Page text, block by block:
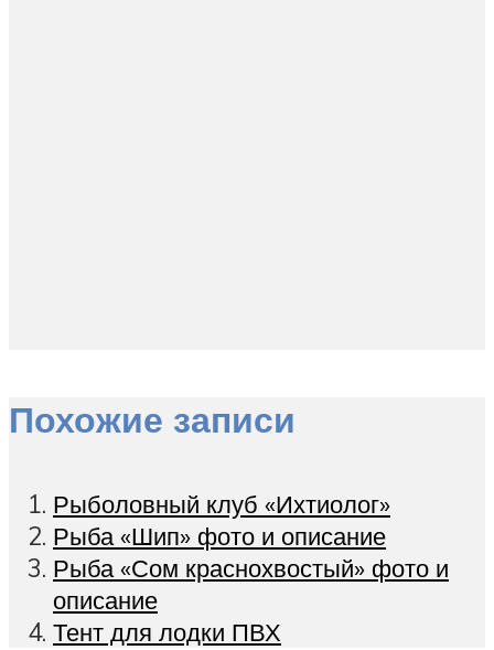
Похожие записи
Рыболовный клуб «Ихтиолог»
Рыба «Шип» фото и описание
Рыба «Сом краснохвостый» фото и
описание
Тент для лодки ПВХ